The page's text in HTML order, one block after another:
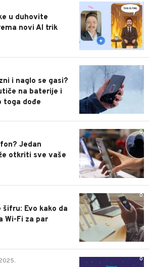
0
u duhovite
novi AI trik
0
i naglo se gasi?
na baterije i
toga dođe
0
Jedan
otkriti sve vaše
0
Evo kako da
Wi-Fi za par
0